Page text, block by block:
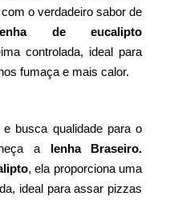
o verdadeiro sabor de
de eucalipto
controlada, ideal para
fumaça e mais calor.
busca qualidade para o
a lenha Braseiro.
, ela proporciona uma
ideal para assar pizzas